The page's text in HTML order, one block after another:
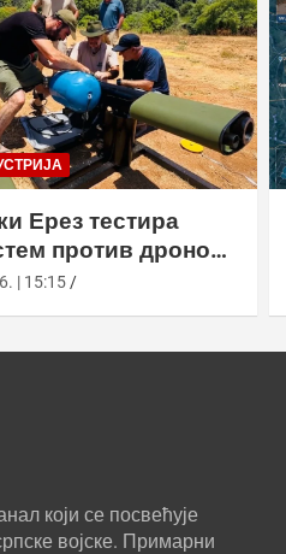
Ерез тестира
против дронова
и лансером
| 15:15
који се посвећује
војске. Примарни